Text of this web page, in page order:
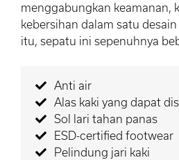
menggabungkan keamanan,
kebersihan dalam satu
itu, sepatu ini sepenuhnya
Anti air
Alas kaki yang dapat
Sol lari tahan panas
ESD-certified footwear
Pelindung jari kaki